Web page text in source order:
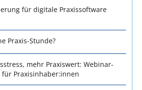
für digitale Praxissoftware
Praxis-Stunde?
mehr Praxiswert: Webinar-
Praxisinhaber:innen